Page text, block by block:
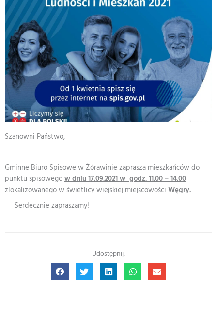
Szanowni Państwo,
Gminne Biuro Spisowe w Żórawinie zaprasza mieszkańców do
punktu spisowegow dniu 17.09.2021 w godz. 11.00 – 14.00
zlokalizowanego w świetlicy wiejskiej miejscowości Węgry.
Serdecznie zapraszamy!
Udostępnij: